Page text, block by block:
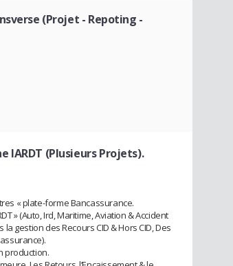
(Projet - Repoting -
IARDT (Plusieurs Projets).
« plate-forme Bancassurance.
» (Auto, Ird, Maritime, Aviation & Accident
gestion des Recours CID & Hors CID, Des
production.